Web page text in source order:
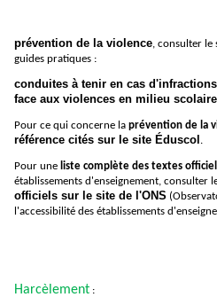
prévention de la violence, consulter le
guides pratiques :
conduites à tenir en cas
face aux violences en milieu scolaire
Pour ce qui concerne laprévention de la
référence cités sur le site Éduscol .
Pour une liste complète des textes
établissements d'enseignement, consulter
officiels sur le site de l'ONS
l'accessibilité des établissements
Harcèlement :